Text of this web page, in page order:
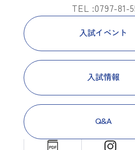
TEL :0797-81-
入試イベント
入試情報
Q&A